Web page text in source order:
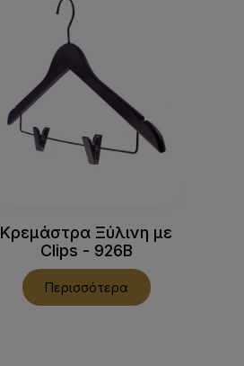
Κρεμάστρα Ξύλινη με
Clips - 926B
Περισσότερα